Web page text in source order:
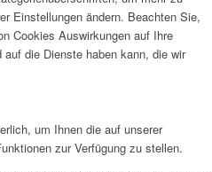
Einstellungen ändern. Beachten Sie,
Cookies Auswirkungen auf Ihre
die Dienste haben kann, die wir
um Ihnen die auf unserer
zur Verfügung zu stellen.